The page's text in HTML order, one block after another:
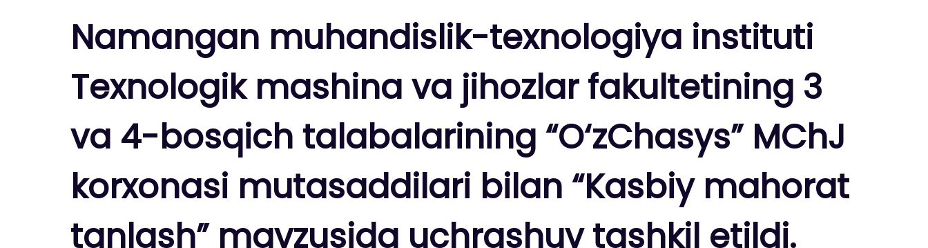
Namangan muhandislik-texnologiya instituti
Texnologik mashina va jihozlar fakultetining 3
va 4-bosqich talabalarining “O‘zChasys” MChJ
korxonasi mutasaddilari bilan “Kasbiy mahorat
tanlash” mavzusida uchrashuv tashkil etildi.